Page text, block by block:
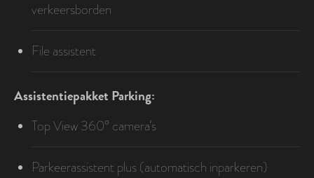
verkeersborden
File assistent
Assistentiepakket Parking:
Top View 360° camera’s
Parkeerassistent plus (automatisch inparkeren)